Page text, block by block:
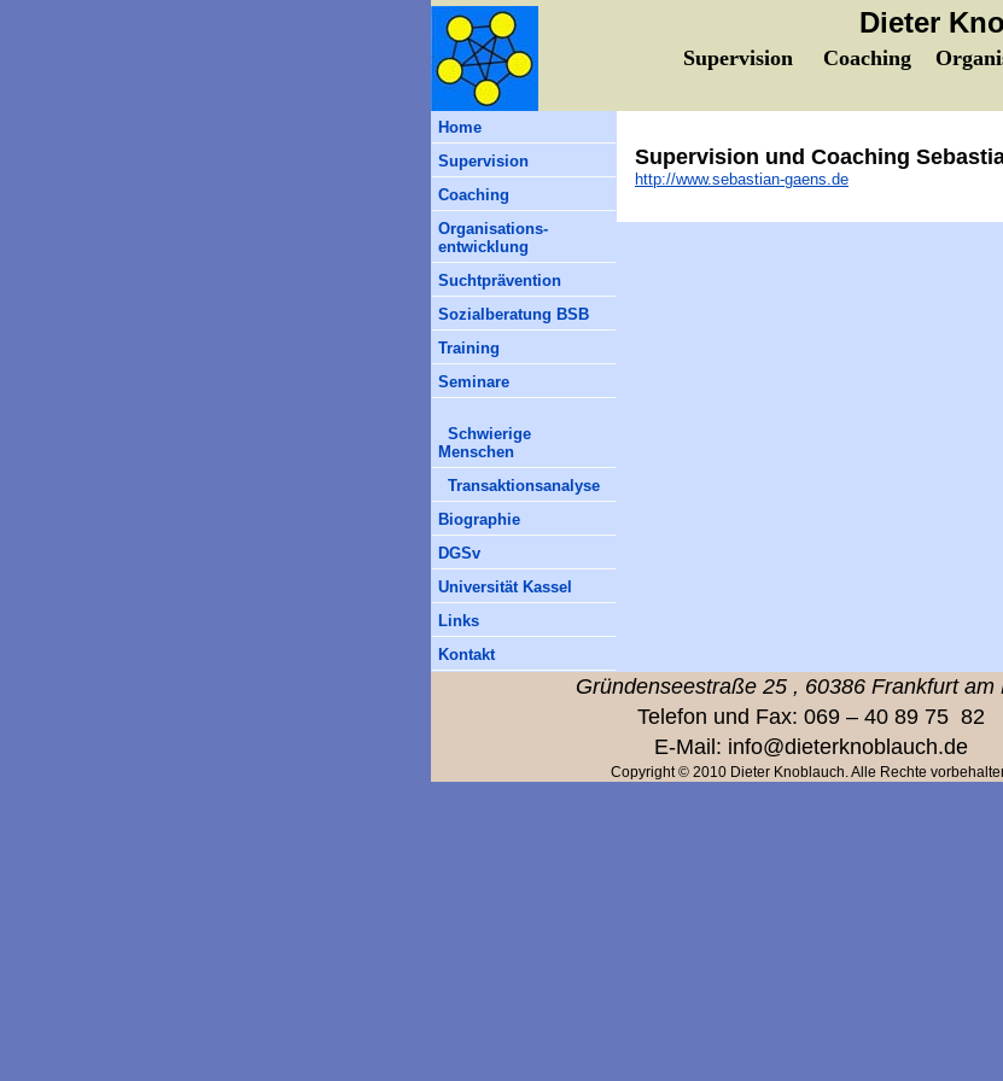
Dieter
Supervision Coaching
Home
Supervision
Coaching
Organisations-
entwicklung
Suchtprävention
Sozialberatung BSB
Training
Seminare
Schwierige
Menschen
Transaktionsanalyse
Biographie
DGSv
Universität Kassel
Links
Kontakt
Supervision und Coaching
http://www.sebastian-gaens.de
Gründenseestraße 25, 60386 Frankfurt am
Telefon und Fax: 069 – 40 89 75 82
E-Mail: info@dieterknoblauch.de
Copyright © 2010 Dieter Knoblauch. Alle Rechte